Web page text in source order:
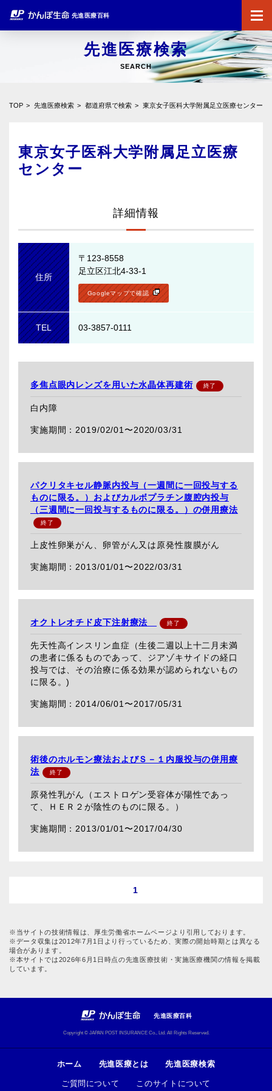
先進医療百科
先進医療検索
SEARCH
TOP 先進医療検索 都道府県で検索 東京女子医科大学附属足立医療センター
東京女子医科大学附属足立医療
センター
詳細情報
住所
〒123-8558
足立区江北4-33-1
Googleマップで確認
TEL 03-3857-0111
多焦点眼内レンズを用いた水晶体再建術
白内障
2019/02/01〜2020/03/31
パクリタキセル静脈内投与（一週間に一回投与する
ものに限る。）およびカルボプラチン腹腔内投与
（三週間に一回投与するものに限る。）の併用療法
上皮性卵巣がん、卵管がん又は原発性腹膜がん
2013/01/01〜2022/03/31
オクトレオチド皮下注射療法
先天性高インスリン血症（生後二週以上十二月未満
の患者に係るものであって、ジアゾキサイドの経口
投与では、その治療に係る効果が認められないもの
に限る。)
2014/06/01〜2017/05/31
術後のホルモン療法およびＳ－１内服投与の併用療
法
原発性乳がん（エストロゲン受容体が陽性であっ
て、ＨＥＲ２が陰性のものに限る。）
2013/01/01〜2017/04/30
1
※当サイトの技術情報は、厚生労働省ホームページより引用しております。
※データ収集は2012年7月1日より行っているため、実際の開始時期とは異なる
場合があります。
※本サイトでは2026年6月1日時点の先進医療技術・実施医療機関の情報を掲載
しています。
先進医療百科
Copyright © JAPAN POST INSURANCE Co., Ltd. All Rights Reserved.
ホーム 先進医療とは 先進医療検索
ご質問について このサイトについて